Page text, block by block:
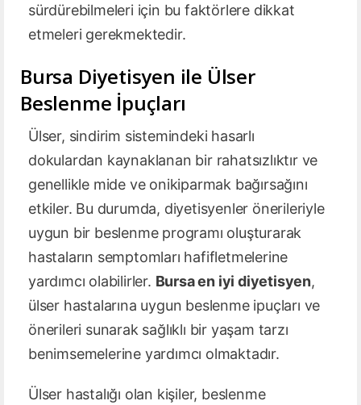
sürdürebilmeleri için bu faktörlere dikkat
etmeleri gerekmektedir.
Bursa Diyetisyen ile Ülser
Beslenme İpuçları
Ülser, sindirim sistemindeki hasarlı
dokulardan kaynaklanan bir rahatsızlıktır ve
genellikle mide ve onikiparmak bağırsağını
etkiler. Bu durumda, diyetisyenler önerileriyle
uygun bir beslenme programı oluşturarak
hastaların semptomları hafifletmelerine
yardımcı olabilirler. Bursa en iyi diyetisyen,
ülser hastalarına uygun beslenme ipuçları ve
önerileri sunarak sağlıklı bir yaşam tarzı
benimsemelerine yardımcı olmaktadır.
Ülser hastalığı olan kişiler, beslenme